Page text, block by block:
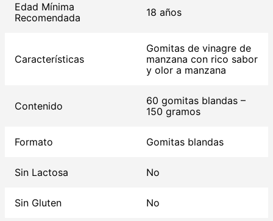
Edad Mínima
Recomendada
18 años
Características
Gomitas de vinagre de
manzana con rico sabor
y olor a manzana
Contenido
60 gomitas blandas –
150 gramos
Formato Gomitas blandas
Sin Lactosa No
Sin Gluten No